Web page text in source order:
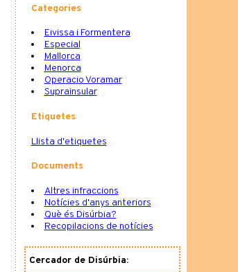
Categories
Eivissa i Formentera
Especial
Mallorca
Menorca
Operacio Voramar
Suprainsular
Etiquetes
Llista d'etiquetes
Documents
Altres infraccions
Notícies d'anys anteriors
Què és Disúrbia?
Recopilacions de notícies
Cercador de Disúrbia: